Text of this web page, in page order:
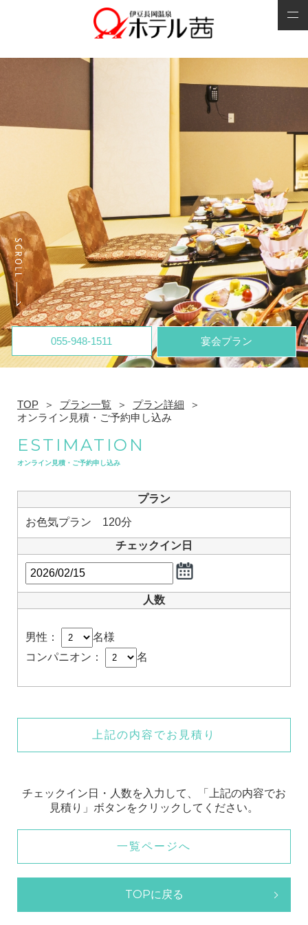
055-948-1511 宴会プラン
TOP プラン一覧
プラン詳細
オンライン見積・ご予約申し込み
ESTIMATION
オンライン見積・ご予約申し込み
プラン
お色気プラン 120分
チェックイン日
人数
男性：
名様
コンパニオン：
名
上記の内容でお見積り
チェックイン日・人数を入力して、「上記の内容でお
見積り」ボタンをクリックしてください。
一覧ページへ
TOPに戻る